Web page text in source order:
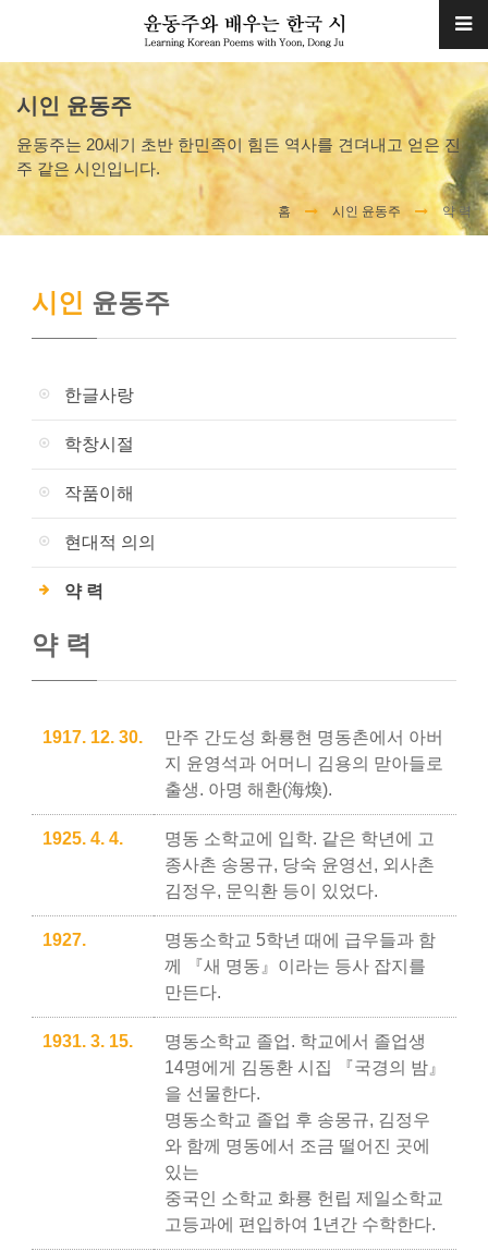
시인 윤동주
윤동주는 20세기 초반 한민족이 힘든 역사를 견뎌내고 얻은 진
주 같은 시인입니다.
홈 시인 윤동주 약 력
시인 윤동주
한글사랑
학창시절
작품이해
현대적 의의
약 력
약 력
1917. 12. 30.
만주 간도성 화룡현 명동촌에서 아버
지 윤영석과 어머니 김용의 맏아들로
출생. 아명 해환(海煥).
1925. 4. 4.
명동 소학교에 입학. 같은 학년에 고
종사촌 송몽규, 당숙 윤영선, 외사촌
김정우, 문익환 등이 있었다.
1927.
명동소학교 5학년 때에 급우들과 함
께 『새 명동』이라는 등사 잡지를
만든다.
1931. 3. 15.
명동소학교 졸업. 학교에서 졸업생
14명에게 김동환 시집 『국경의 밤』
을 선물한다.
명동소학교 졸업 후 송몽규, 김정우
와 함께 명동에서 조금 떨어진 곳에
있는
중국인 소학교 화룡 헌립 제일소학교
고등과에 편입하여 1년간 수학한다.